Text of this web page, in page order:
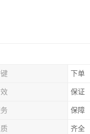
下单
保证
保障
齐全